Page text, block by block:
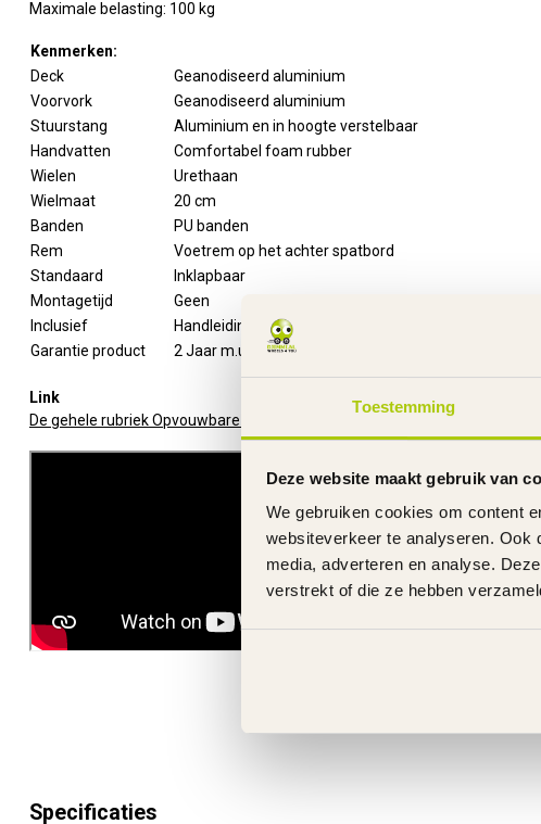
Toestemming
Deze website maakt gebruik van
We gebruiken cookies om content
websiteverkeer te analyseren. Ook
media, adverteren en analyse.
verstrekt of die ze hebben
Maximale belasting: 100 kg
Kenmerken:
Deck
Geanodiseerd aluminium
Voorvork
Geanodiseerd aluminium
Stuurstang
Aluminium en in hoogte verstelbaar
Handvatten
Comfortabel foam rubber
Wielen
Urethaan
Wielmaat
20 cm
Banden
PU banden
Rem
Voetrem op het achter spatbord
Standaard
Inklapbaar
Montagetijd
Geen
Inclusief
Handleiding
Garantie product
2 Jaar m.u.v. slijtageonderdelen
Link
De gehele rubriek Opvouwbare Step
Specificaties